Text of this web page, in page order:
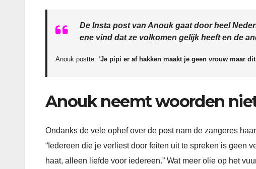
De Insta post van Anouk gaat door heel
ene vind dat ze volkomen gelijk heeft en de
Anouk postte: ‘Je pipi er af hakken maakt je geen vrouw maar
Anouk neemt woorden
Ondanks de vele ophef over de post nam de zangeres
“Iedereen die je verliest door feiten uit te spreken is geen
haat, alleen liefde voor iedereen.” Wat meer olie op het